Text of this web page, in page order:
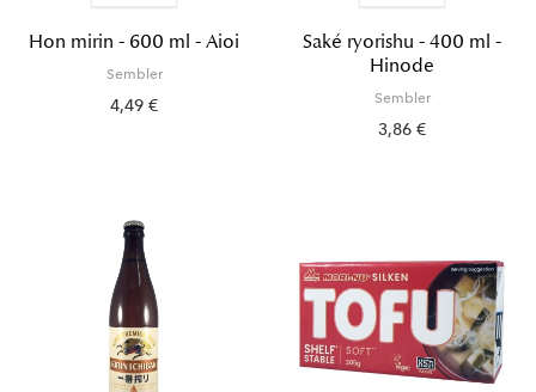
Hon mirin - 600 ml - Aioi
Sembler
4,49 €
Saké ryorishu - 400 ml -
Hinode
Sembler
3,86 €